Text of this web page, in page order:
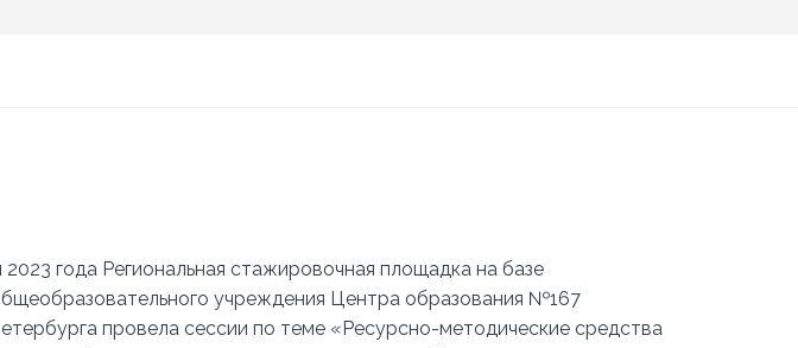
года Региональная стажировочная площадка на базе
учреждения Центра образования №167
провела сессии по теме «Ресурсно-методические средства